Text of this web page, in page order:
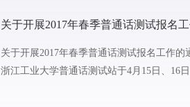
关于开展2017年春季普通话测试报名
关于开展2017年春季普通话测试报名工作的通知 2017-03-31 来源：人文学院、教务部 为了方便广大师生，经研究，
浙江工业大学普通话测试站于4月15日、16